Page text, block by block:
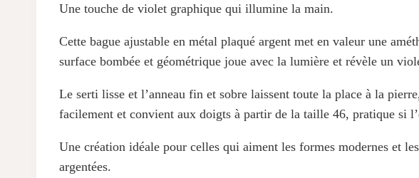
Une touche de violet graphique qui illumine la main.
Cette bague ajustable en métal plaqué argent met en valeur une
surface bombée et géométrique joue avec la lumière et révèle un
Le serti lisse et l’anneau fin et sobre laissent toute la place à la
facilement et convient aux doigts à partir de la taille 46, pratique si
Une création idéale pour celles qui aiment les formes modernes et
argentées.